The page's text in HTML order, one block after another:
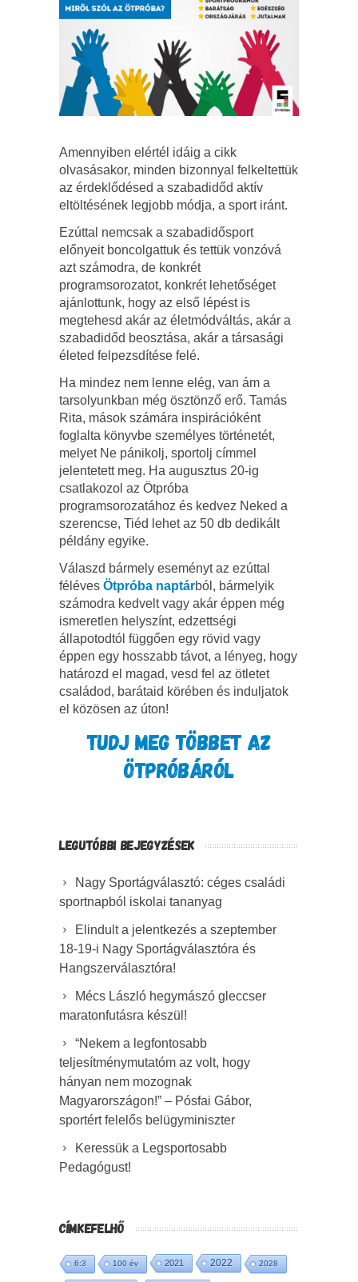
Amennyiben elértél idáig a cikk
olvasásakor, minden bizonnyal felkeltettük
az érdeklődésed a szabadidőd aktív
eltöltésének legjobb módja, a sport iránt.
Ezúttal nemcsak a szabadidősport
előnyeit boncolgattuk és tettük vonzóvá
azt számodra, de konkrét
programsorozatot, konkrét lehetőséget
ajánlottunk, hogy az első lépést is
megtehesd akár az életmódváltás, akár a
szabadidőd beosztása, akár a társasági
életed felpezsdítése felé.
Ha mindez nem lenne elég, van ám a
tarsolyunkban még ösztönző erő. Tamás
Rita, mások számára inspirációként
foglalta könyvbe személyes történetét,
melyet Ne pánikolj, sportolj címmel
jelentetett meg. Ha augusztus 20-ig
csatlakozol az Ötpróba
programsorozatához és kedvez Neked a
szerencse, Tiéd lehet az 50 db dedikált
példány egyike.
Válaszd bármely eseményt az ezúttal
féléves Ötpróba naptárból, bármelyik
számodra kedvelt vagy akár éppen még
ismeretlen helyszínt, edzettségi
állapotodtól függően egy rövid vagy
éppen egy hosszabb távot, a lényeg, hogy
határozd el magad, vesd fel az ötletet
családod, barátaid körében és induljatok
el közösen az úton!
TUDJ MEG TÖBBET AZ
ÖTPRÓBÁRÓL
LEGUTÓBBI BEJEGYZÉSEK
Nagy Sportágválasztó: céges családi
sportnapból iskolai tananyag
Elindult a jelentkezés a szeptember
18-19-i Nagy Sportágválasztóra és
Hangszerválasztóra!
Mécs László hegymászó gleccser
maratonfutásra készül!
“Nekem a legfontosabb
teljesítménymutatóm az volt, hogy
hányan nem mozognak
Magyarországon!” – Pósfai Gábor,
sportért felelős belügyminiszter
Keressük a Legsportosabb
Pedagógust!
CÍMKEFELHŐ
6:3 100 év 2021 2022 2028